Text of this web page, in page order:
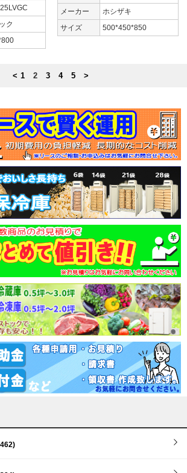
ク
メーカー
ホシザキ
サイズ
500*450*850
< 1 2 3 4 5 >